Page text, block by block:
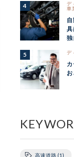
デ
車
具
独
デ
高速道路 (1)